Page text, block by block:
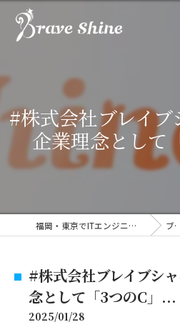
#株式会社ブレイブ
企業理念として
福岡・東京でITエンジニアの求人なら株式会社ブレイブシャイン ブログ
#株式会社ブレイブシ
念として「3つのC」...
2025/01/28